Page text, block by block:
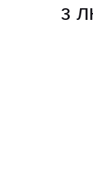
з